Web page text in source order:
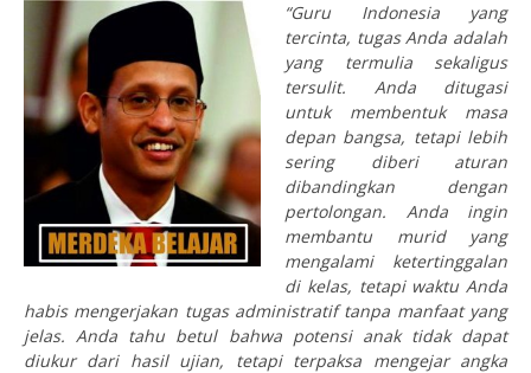
“Guru Indonesia yang
tercinta, tugas Anda adalah
yang termulia sekaligus
tersulit. Anda ditugasi
untuk membentuk masa
depan bangsa, tetapi lebih
sering diberi aturan
dibandingkan dengan
pertolongan. Anda ingin
membantu murid yang
mengalami ketertinggalan
di kelas, tetapi waktu Anda
habis mengerjakan tugas administratif tanpa manfaat yang
jelas. Anda tahu betul bahwa potensi anak tidak dapat
diukur dari hasil ujian, tetapi terpaksa mengejar angka